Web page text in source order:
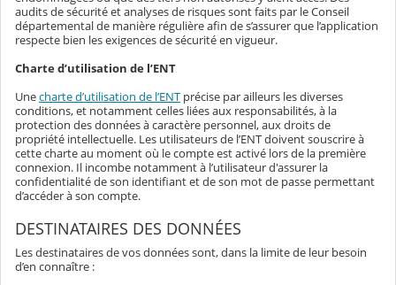
audits de sécurité et analyses de risques sont faits par le Conseil
départemental de manière régulière afin de s’assurer que l’application
respecte bien les exigences de sécurité en vigueur.
Charte d’utilisation de l’ENT
Unecharte d’utilisation de l’ENT précise par ailleurs les diverses
conditions, et notamment celles liées aux responsabilités, à la
protection des données à caractère personnel, aux droits de
propriété intellectuelle. Les utilisateurs de l’ENT doivent souscrire à
cette charte au moment où le compte est activé lors de la première
connexion. Il incombe notamment à l’utilisateur d'assurer la
confidentialité de son identifiant et de son mot de passe permettant
d’accéder à son compte.
DESTINATAIRES DES DONNÉES
Les destinataires de vos données sont, dans la limite de leur besoin
d’en connaître :